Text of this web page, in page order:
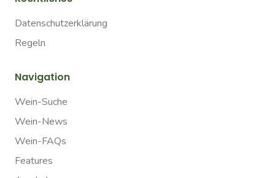
Datenschutzerklärung
Regeln
Navigation
Wein-Suche
Wein-News
Wein-FAQs
Features